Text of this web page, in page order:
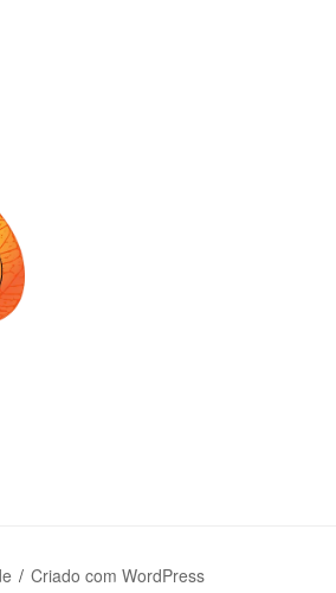
Criado com WordPress